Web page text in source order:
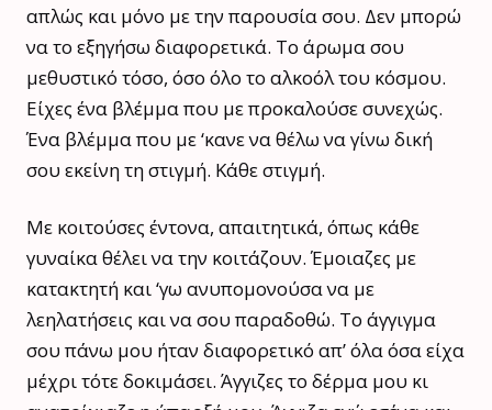
απλώς και μόνο με την παρουσία σου. Δεν μπορώ
να το εξηγήσω διαφορετικά. Το άρωμα σου
μεθυστικό τόσο, όσο όλο το αλκοόλ του κόσμου.
Είχες ένα βλέμμα που με προκαλούσε συνεχώς.
Ένα βλέμμα που με ‘κανε να θέλω να γίνω δική
σου εκείνη τη στιγμή. Κάθε στιγμή.
Με κοιτούσες έντονα, απαιτητικά, όπως κάθε
γυναίκα θέλει να την κοιτάζουν. Έμοιαζες με
κατακτητή και ‘γω ανυπομονούσα να με
λεηλατήσεις και να σου παραδοθώ. Το άγγιγμα
σου πάνω μου ήταν διαφορετικό απ’ όλα όσα είχα
μέχρι τότε δοκιμάσει. Άγγιζες το δέρμα μου κι